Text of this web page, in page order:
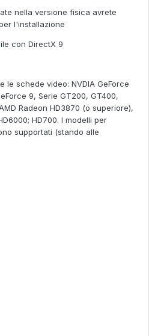
nella versione fisica avrete
l'installazione
con DirectX 9
le schede video: NVDIA GeForce
9, Serie GT200, GT400,
Radeon HD3870 (o superiore),
HD700. I modelli per
supportati (stando alle